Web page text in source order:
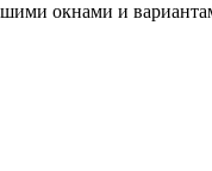
окнами и